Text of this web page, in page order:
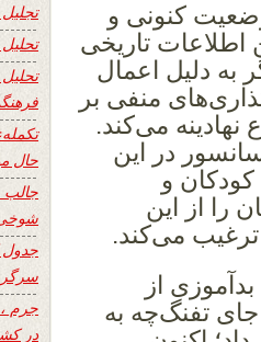
کنونی و
اطلاعات تاریخی
به دلیل اعمال
منفی بر
می‌کند.
در این
و
را از این
ترغیب می‌کند.
از
تفنگ‌چه به
حال
جالب
جدول
جرم
در